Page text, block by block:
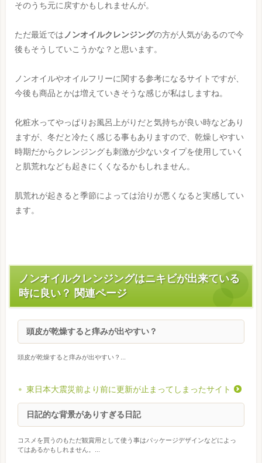
そのうち元に戻すかもしれませんが。
ただ最近では ノンオイルクレンジングの方が人気があるので今
後もそうしていこうかな？と思います。
ノンオイルやオイルフリーに関する参考になるサイトですが、
今後も商品とかは増えていきそうな感じが私はしますね。
化粧水ってやっぱりお風呂上がりだと気持ちが良い時などあり
ますが、冬だと冷たく感じる事もありますので、乾燥しやすい
時期だからクレンジングも刺激が少ないタイプを使用していく
と肌荒れなども起きにくくなるかもしれません。
肌荒れが起きると季節によっては治りが悪くなると実感してい
ます。
ノンオイルクレンジングはニキビが出来ている
時に良い？ 関連ページ
頭皮が乾燥すると痒みが出やすい？
頭皮が乾燥すると痒みが出やすい？...
東日本大震災前より前に更新が止まってしまったサイト
日記的な背景がありすぎる日記
コスメを買うのもただ観賞用として使う事はパッケージデザインなどによっ
てはあるかもしれません。...